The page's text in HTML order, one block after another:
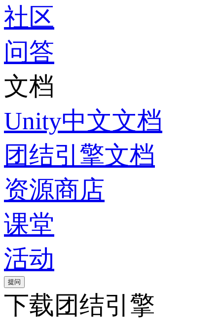
社区
问答
文档
Unity中文文档
团结引擎文档
资源商店
课堂
活动
提问
下载团结引擎